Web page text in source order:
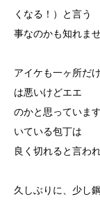
くなる！）と言う
事なのかも知れませ
アイケも一ヶ所だ
は悪いけどエエ
のかと思っていま
いている包丁は
良く切れると言わ
久しぶりに、少し